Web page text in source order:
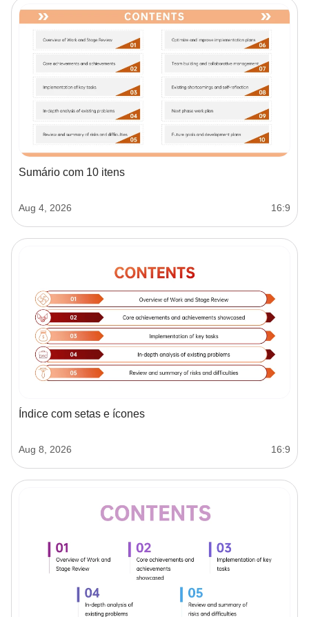
Sumário com 10 itens
Aug 4, 2026 16:9
Índice com setas e ícones
Aug 8, 2026 16:9